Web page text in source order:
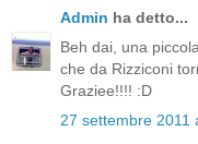
Admin ha detto...
Beh dai, una
che da Rizziconi
Graziee!!!! :D
27 settembre 2011